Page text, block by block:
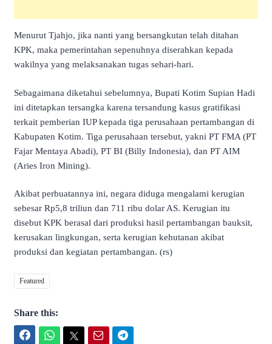
Menurut Tjahjo, jika nanti yang bersangkutan telah ditahan
KPK, maka pemerintahan sepenuhnya diserahkan kepada
wakilnya yang melaksanakan tugas sehari-hari.
Sebagaimana diketahui sebelumnya, Bupati Kotim Supian Hadi
ini ditetapkan tersangka karena tersandung kasus gratifikasi
terkait pemberian IUP kepada tiga perusahaan pertambangan di
Kabupaten Kotim. Tiga perusahaan tersebut, yakni PT FMA (PT
Fajar Mentaya Abadi), PT BI (Billy Indonesia), dan PT AIM
(Aries Iron Mining).
Akibat perbuatannya ini, negara diduga mengalami kerugian
sebesar Rp5,8 triliun dan 711 ribu dolar AS. Kerugian itu
disebut KPK berasal dari produksi hasil pertambangan bauksit,
kerusakan lingkungan, serta kerugian kehutanan akibat
produksi dan kegiatan pertambangan. (rs)
Featured
Share this: